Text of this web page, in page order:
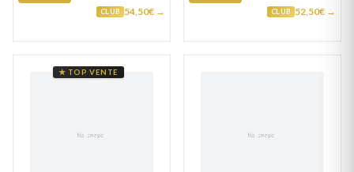
CLUB 54,50€ → CLUB 52,50€ →
★ TOP VENTE